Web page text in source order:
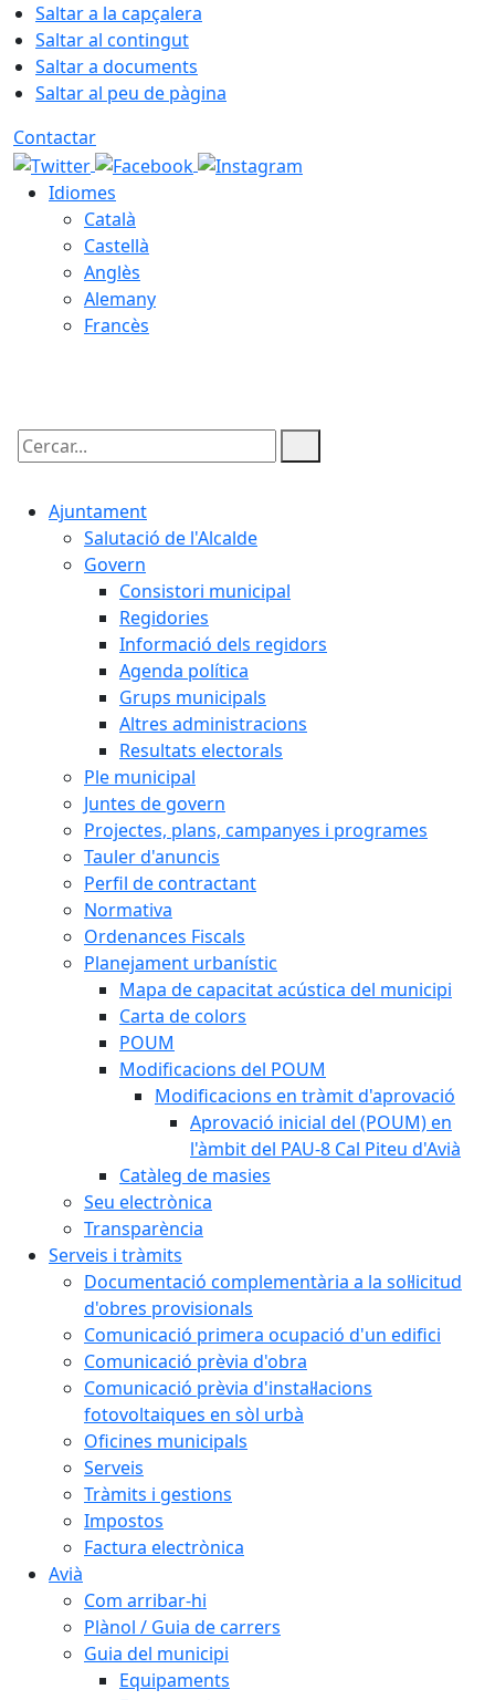
Saltar a la capçalera
Saltar al contingut
Saltar a documents
Saltar al peu de pàgina
Contactar
Idiomes
Català
Castellà
Anglès
Alemany
Francès
Cercar:
Ajuntament
Salutació de l'Alcalde
Govern
Consistori municipal
Regidories
Informació dels regidors
Agenda política
Grups municipals
Altres administracions
Resultats electorals
Ple municipal
Juntes de govern
Projectes, plans, campanyes i programes
Tauler d'anuncis
Perfil de contractant
Normativa
Ordenances Fiscals
Planejament urbanístic
Mapa de capacitat acústica del municipi
Carta de colors
POUM
Modificacions del POUM
Modificacions en tràmit d'aprovació
Aprovació inicial del (POUM) en
l'àmbit del PAU-8 Cal Piteu d'Avià
Catàleg de masies
Seu electrònica
Transparència
Serveis i tràmits
Documentació complementària a la sol·licitud
d'obres provisionals
Comunicació primera ocupació d'un edifici
Comunicació prèvia d'obra
Comunicació prèvia d'instal·lacions
fotovoltaiques en sòl urbà
Oficines municipals
Serveis
Tràmits i gestions
Impostos
Factura electrònica
Avià
Com arribar-hi
Plànol / Guia de carrers
Guia del municipi
Equipaments